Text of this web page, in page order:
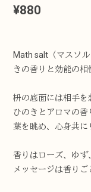
¥880
Math salt（マスソ
きの香りと効能の相
枡の底面には相手を
ひのきとアロマの
葉を眺め、心身共に
香りはローズ、ゆず
メッセージは香りご